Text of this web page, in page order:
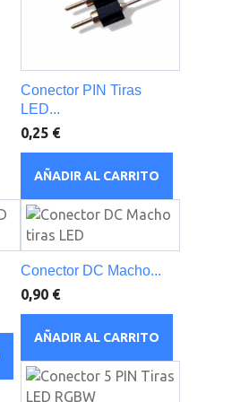
Conector PIN Tiras
LED...
0,25 €
AÑADIR AL CARRITO
Conector DC Macho...
0,90 €
AÑADIR AL CARRITO